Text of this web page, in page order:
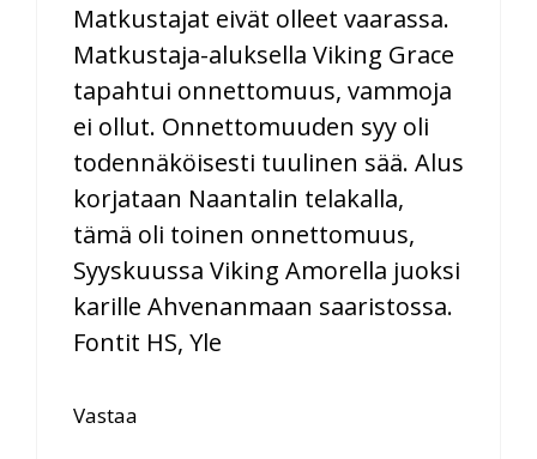
Matkustajat eivät olleet vaarassa.
Matkustaja-aluksella Viking Grace
tapahtui onnettomuus, vammoja
ei ollut. Onnettomuuden syy oli
todennäköisesti tuulinen sää. Alus
korjataan Naantalin telakalla,
tämä oli toinen onnettomuus,
Syyskuussa Viking Amorella juoksi
karille Ahvenanmaan saaristossa.
Fontit HS, Yle
Vastaa